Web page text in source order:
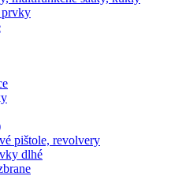
prvky
pištole, revolvery
dlhé